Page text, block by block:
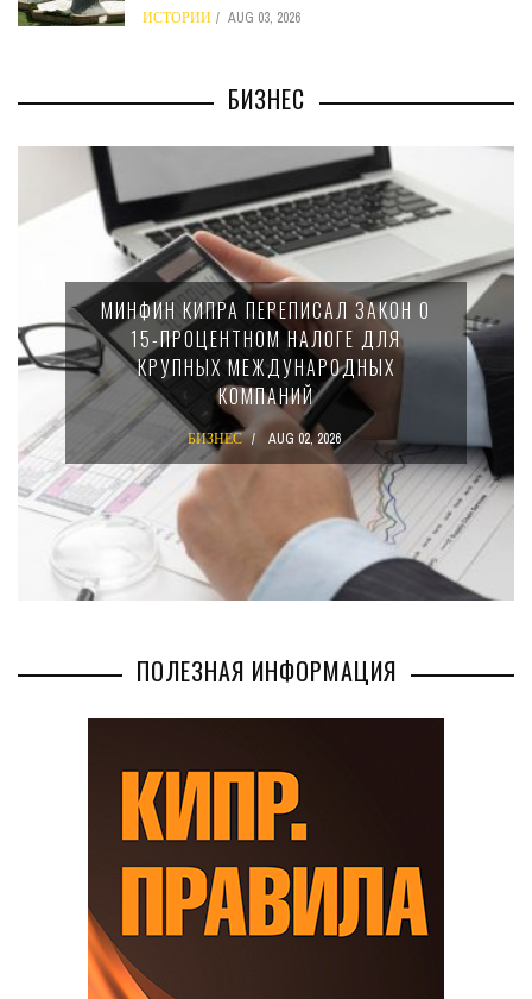
ИСТОРИИ AUG 03, 2026
БИЗНЕС
МИНФИН КИПРА ПЕРЕПИСАЛ ЗАКОН О
15-ПРОЦЕНТНОМ НАЛОГЕ ДЛЯ
КРУПНЫХ МЕЖДУНАРОДНЫХ
КОМПАНИЙ
БИЗНЕС AUG 02, 2026
ПОЛЕЗНАЯ ИНФОРМАЦИЯ